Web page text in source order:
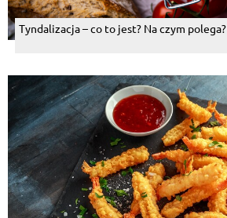
Tyndalizacja – co to jest? Na czym polega?